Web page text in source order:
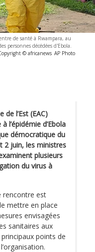
de santé à Rwampara, au
personnes décédées d'Ebola.
© africanews AP Photo
de l’Est (EAC)
l’épidémie d’Ebola
démocratique du
2 juin, les ministres
plusieurs
du virus à
rencontre est
mettre en place
envisagées
sanitaires aux
points de